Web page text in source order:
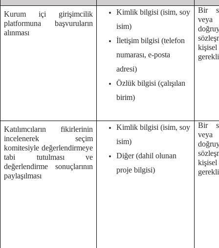
Kurum içi girişimcilik
platformuna başvuruların
alınması
Kimlik bilgisi (isim, soy
isim)
İletişim bilgisi (telefon
numarası, e-posta
adresi)
Özlük bilgisi (çalışılan
birim)
Bir
veya
Katılımcıların fikirlerinin
incelenerek seçim
komitesiyle değerlendirmeye
tabi tutulması ve
değerlendirme sonuçlarının
paylaşılması
Kimlik bilgisi (isim, soy
isim)
Diğer (dahil olunan
proje bilgisi)
Bir
veya